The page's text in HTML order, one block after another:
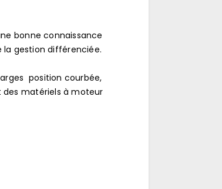
bonne connaissance
gestion différenciée.
 position courbée,
matériels à moteur